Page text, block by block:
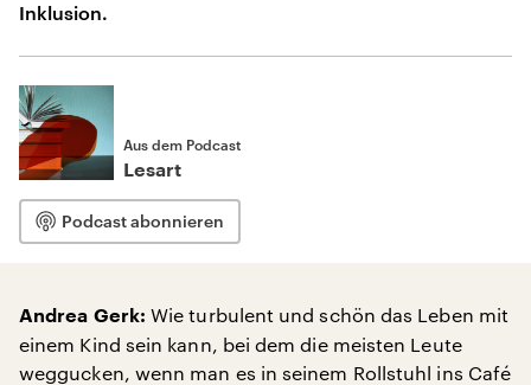
Inklusion.
Aus dem Podcast
Lesart
Podcast abonnieren
Andrea Gerk: Wie turbulent und schön das Leben mit
einem Kind sein kann, bei dem die meisten Leute
weggucken, wenn man es in seinem Rollstuhl ins Café